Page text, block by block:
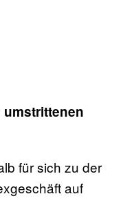
umstrittenen
für sich zu der
auf